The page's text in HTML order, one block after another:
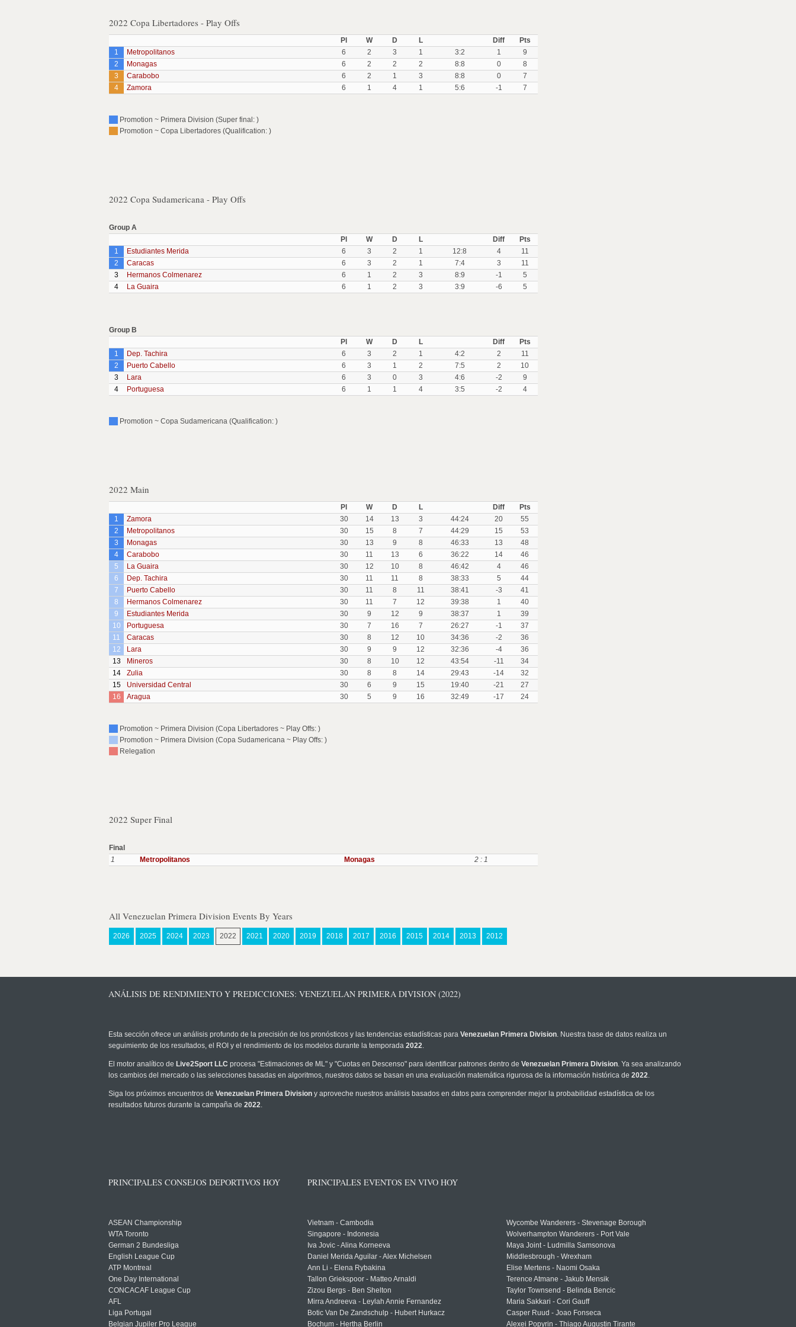
2022 Copa Libertadores - Play Offs
Pl W D L Diff
Pts
1
Metropolitanos 6 2 3 1 3:2 1
9
2
Monagas 6 2 2 2 8:8 0
8
3
Carabobo 6 2 1 3 8:8 0
7
4
Zamora 6 1 4 1 5:6 -1 7
Promotion ~ Primera Division (Super final: )
Promotion ~ Copa Libertadores (Qualification: )
2022 Copa Sudamericana - Play Offs
Group A
Pl
W D L Diff
Pts
1
Estudiantes Merida 6 3 2 1 12:8 4
11
2
Caracas 6 3 2 1 7:4 3
11
3
Hermanos Colmenarez 6 1 2 3 8:9 -1
5
4
La Guaira 6 1 2 3 3:9 -6 5
Group B
Pl
W D L Diff
Pts
1
Dep. Tachira 6 3 2 1 4:2 2
11
2
Puerto Cabello 6 3 1 2 7:5 2
10
3
Lara 6 3 0 3 4:6 -2
9
4
Portuguesa 6 1 1 4 3:5 -2 4
Promotion ~ Copa Sudamericana (Qualification: )
2022 Main
Pl W D L Diff
Pts
1
Zamora 30 14 13 3 44:24 20
55
2
Metropolitanos 30 15 8 7 44:29 15
53
3
Monagas 30 13 9 8 46:33 13
48
4
Carabobo 30 11 13 6 36:22 14
46
5
La Guaira 30 12 10 8 46:42 4
46
6
Dep. Tachira 30 11 11 8 38:33 5
44
7
Puerto Cabello 30 11 8 11 38:41 -3
41
8
Hermanos Colmenarez 30 11 7 12 39:38 1
40
9
Estudiantes Merida 30 9 12 9 38:37 1
39
10
Portuguesa 30 7 16 7 26:27 -1
37
11
Caracas 30 8 12 10 34:36 -2
36
12
Lara 30 9 9 12 32:36 -4
36
13
Mineros 30 8 10 12 43:54 -11
34
14
Zulia 30 8 8 14 29:43 -14
32
15
Universidad Central 30 6 9 15 19:40 -21
27
16
Aragua 30 5 9 16 32:49 -17 24
Promotion ~ Primera Division (Copa Libertadores ~ Play Offs: )
Promotion ~ Primera Division (Copa Sudamericana ~ Play Offs: )
Relegation
2022 Super Final
Final
1
Metropolitanos Monagas 2 : 1
All Venezuelan Primera Division Events By Years
2026 2025 2024 2023 2022 2021 2020 2019 2018 2017 2016 2015 2014 2013 2012
ANÁLISIS DE RENDIMIENTO Y PREDICCIONES: VENEZUELAN PRIMERA DIVISION (2022)
Esta sección ofrece un análisis profundo de la precisión de los pronósticos y las tendencias estadísticas para Venezuelan Primera Division. Nuestra base de datos realiza un
seguimiento de los resultados, el ROI y el rendimiento de los modelos durante la temporada 2022.
El motor analítico de Live2Sport LLC procesa "Estimaciones de ML" y "Cuotas en Descenso" para identificar patrones dentro de Venezuelan Primera Division. Ya sea analizando
los cambios del mercado o las selecciones basadas en algoritmos, nuestros datos se basan en una evaluación matemática rigurosa de la información histórica de 2022.
Siga los próximos encuentros de Venezuelan Primera Division y aproveche nuestros análisis basados en datos para comprender mejor la probabilidad estadística de los
resultados futuros durante la campaña de 2022.
PRINCIPALES CONSEJOS DEPORTIVOS HOY
ASEAN Championship
WTA Toronto
German 2 Bundesliga
English League Cup
ATP Montreal
One Day International
CONCACAF League Cup
AFL
Liga Portugal
Belgian Jupiler Pro League
PRINCIPALES EVENTOS EN VIVO HOY
Vietnam - Cambodia
Singapore - Indonesia
Iva Jovic - Alina Korneeva
Daniel Merida Aguilar - Alex Michelsen
Ann Li - Elena Rybakina
Tallon Griekspoor - Matteo Arnaldi
Zizou Bergs - Ben Shelton
Mirra Andreeva - Leylah Annie Fernandez
Botic Van De Zandschulp - Hubert Hurkacz
Bochum - Hertha Berlin
Wycombe Wanderers - Stevenage Borough
Wolverhampton Wanderers - Port Vale
Maya Joint - Ludmilla Samsonova
Middlesbrough - Wrexham
Elise Mertens - Naomi Osaka
Terence Atmane - Jakub Mensik
Taylor Townsend - Belinda Bencic
Maria Sakkari - Cori Gauff
Casper Ruud - Joao Fonseca
Alexei Popyrin - Thiago Augustin Tirante